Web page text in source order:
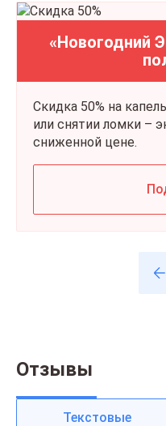
«Новогодний
Скидка 50% на
или снятии ломки –
сниженной цене.
Отзывы
Текстовые